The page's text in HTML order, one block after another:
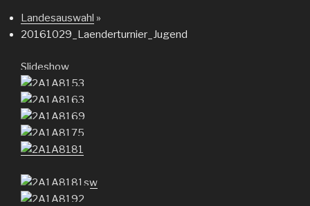
Landesauswahl »
20161029_Laenderturnier_Jugend
Slideshow